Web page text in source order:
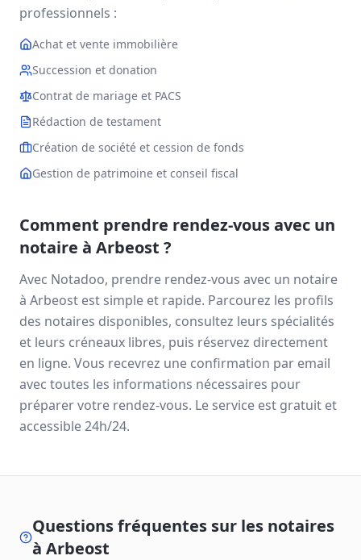
professionnels :
Achat et vente immobilière
Succession et donation
Contrat de mariage et PACS
Rédaction de testament
Création de société et cession de fonds
Gestion de patrimoine et conseil fiscal
Comment prendre rendez-vous avec un
notaire à Arbeost ?
Avec Notadoo, prendre rendez-vous avec un notaire
à Arbeost est simple et rapide. Parcourez les profils
des notaires disponibles, consultez leurs spécialités
et leurs créneaux libres, puis réservez directement
en ligne. Vous recevrez une confirmation par email
avec toutes les informations nécessaires pour
préparer votre rendez-vous. Le service est gratuit et
accessible 24h/24.
Questions fréquentes sur les notaires
àArbeost